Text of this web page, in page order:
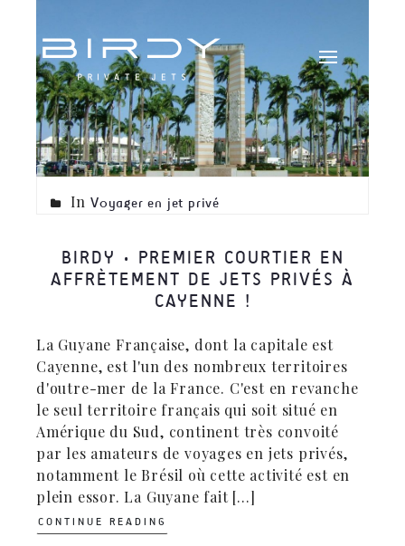
InVoyager en jet privé
BIRDY • PREMIER COURTIER EN
AFFRÈTEMENT DE JETS PRIVÉS À
CAYENNE !
La Guyane Française, dont la capitale est
Cayenne, est l'un des nombreux territoires
d'outre-mer de la France. C'est en revanche
le seul territoire français qui soit situé en
Amérique du Sud, continent très convoité
par les amateurs de voyages en jets privés,
notamment le Brésil où cette activité est en
plein essor. La Guyane fait [...]
CONTINUE READING